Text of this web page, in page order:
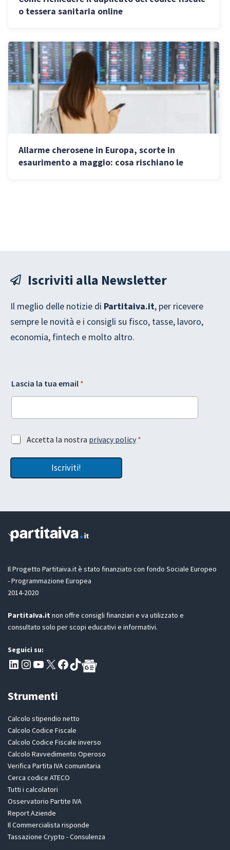
o tessera sanitaria online
Allarme cherosene in Europa, scorte in
esaurimento a maggio: cosa rischiano le
Iscriviti alla Newsletter
Il meglio delle notizie di Partitaiva.it, per ricevere
sempre le novità e i consigli su fisco, tasse, lavoro,
economia, fintech e molto altro.
D
P
L
y
o
i
Lascia la tua email *
D
R
c
t
a
z
n
e
u
A
c
t
n
D
R
*
Accetta la nostra privacy policy *
Iscriviti!
Il Progetto Partitaiva.it è stato finanziato con fondo Sociale Europeo
- Programmazione Europea
2014-2020
PartitaIva.it non offre consigli finanziari e va utilizzato e
consultato solo per scopi educativi e informativi.
Seguici su:
Pagina LinkedIn PartitaIva
Instagram
Canale YouTube Evoluzione - Partitaiva.it
X Segui PartitaIva su Facebook
TikTok
Strumenti
Calcolo stipendio netto
Calcolo Codice Fiscale
Calcolo Codice Fiscale inverso
Calcolo Ravvedimento Operoso
Verifica Partita IVA comunitaria
Cerca codice ATECO
Tutti i calcolatori
Osservatorio Partite IVA
Report Aziende
Il Commercialista risponde
Tassazione Crypto - Consulenza